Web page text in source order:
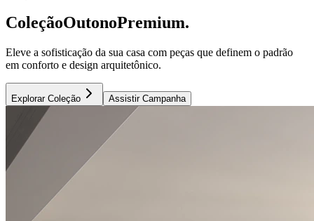
ColeçãoOutonoPremium.
Eleve a sofisticação da sua casa com peças que definem o padrão
em conforto e design arquitetônico.
Explorar Coleção Assistir Campanha